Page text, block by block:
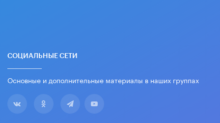
СОЦИАЛЬНЫЕ СЕТИ
Основные и дополнительные материалы в наших группах